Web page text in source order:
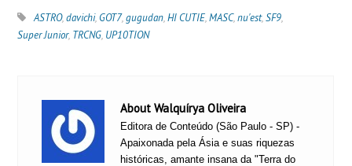
ASTRO,davichi, GOT7,gugudan,HI CUTIE,MASC,nu'est,SF9,
Super Junior, TRCNG, UP10TION
About Walquírya Oliveira
Editora de Conteúdo (São Paulo - SP) -
Apaixonada pela Ásia e suas riquezas
históricas, amante insana da "Terra do